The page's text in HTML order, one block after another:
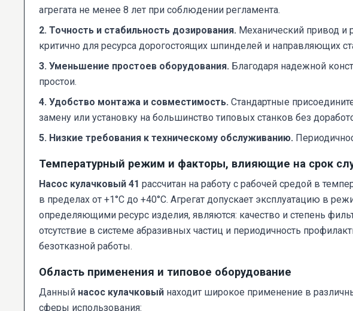
агрегата не менее 8 лет при соблюдении регламента.
2. Точность и стабильность дозирования. Механический привод и
критично для ресурса дорогостоящих шпинделей и направляющих
3. Уменьшение простоев оборудования. Благодаря надежной
простои.
4. Удобство монтажа и совместимость. Стандартные
замену или установку на большинство типовых станков без
5. Низкие требования к техническому обслуживанию.
Температурный режим и факторы, влияющие на срок
Насос кулачковый 41 рассчитан на работу с рабочей средой в
в пределах от +1°C до +40°C. Агрегат допускает эксплуатацию в
определяющими ресурс изделия, являются: качество и степень
отсутствие в системе абразивных частиц и периодичность
безотказной работы.
Область применения и типовое оборудование
Данный насос кулачковый находит широкое применение в
сферы использования: